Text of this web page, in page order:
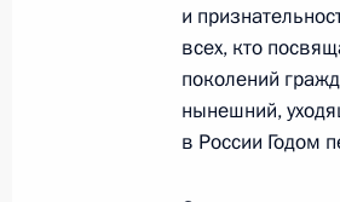
Заседание
27 декабря 2023
и
всех, кто
поколений
нынешний,
в России Годом